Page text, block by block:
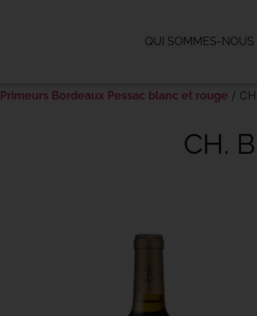
QUI SOMMES-NOUS
Primeurs Bordeaux Pessac blanc et rouge /
CH.